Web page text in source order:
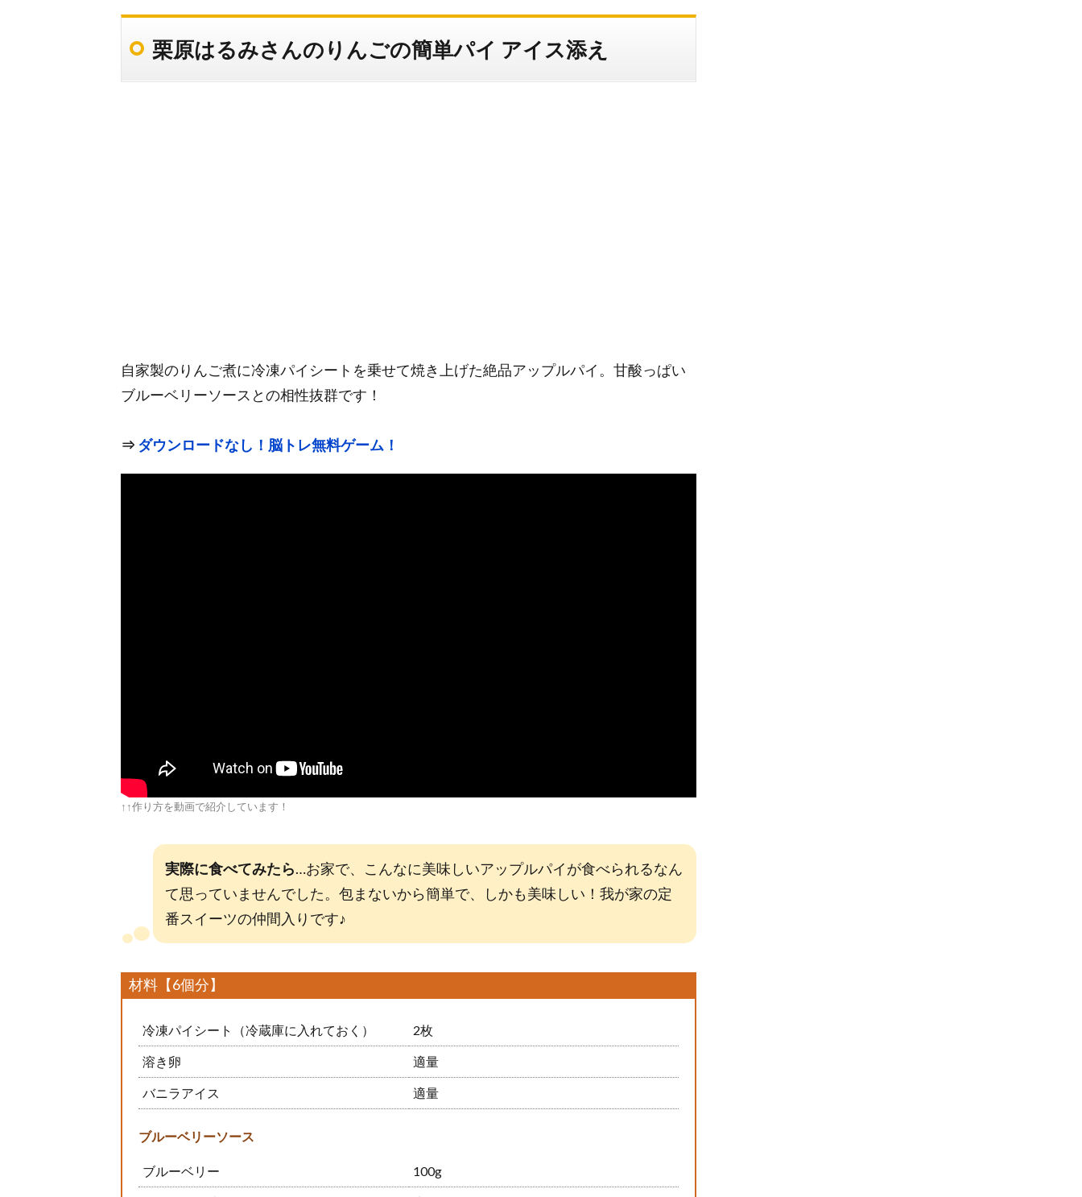
栗原はるみさんのりんごの簡単パイ アイス添え
自家製のりんご煮に冷凍パイシートを乗せて焼き上げた絶品アップルパイ。甘酸っぱい
ブルーベリーソースとの相性抜群です！
⇒ダウンロードなし！脳トレ無料ゲーム！
↑↑作り方を動画で紹介しています！
実際に食べてみたら…お家で、こんなに美味しいアップルパイが食べられるなん
て思っていませんでした。包まないから簡単で、しかも美味しい！我が家の定
番スイーツの仲間入りです♪
材料【6個分】
冷凍パイシート（冷蔵庫に入れておく） 2枚
溶き卵 適量
バニラアイス 適量
ブルーベリーソース
ブルーベリー 100g